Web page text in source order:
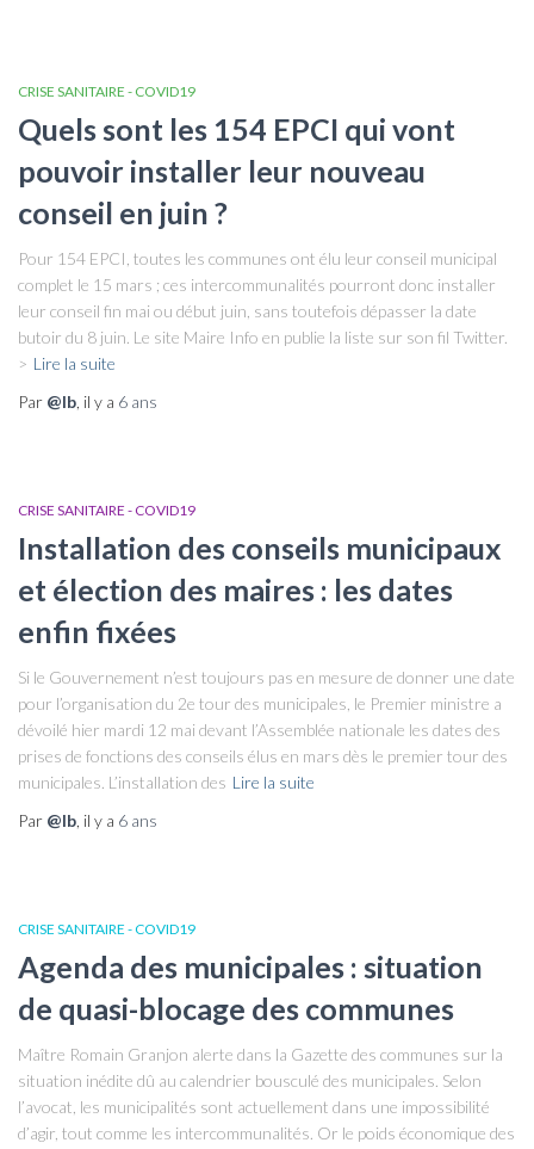
CRISE SANITAIRE - COVID19
Quels sont les 154 EPCI qui vont
pouvoir installer leur nouveau
conseil en juin ?
Pour 154 EPCI, toutes les communes ont élu leur conseil municipal
complet le 15 mars ; ces intercommunalités pourront donc installer
leur conseil fin mai ou début juin, sans toutefois dépasser la date
butoir du 8 juin. Le site Maire Info en publie la liste sur son fil Twitter.
> Lire la suite
Par @lb , il y a 6 ans
CRISE SANITAIRE - COVID19
Installation des conseils municipaux
et élection des maires : les dates
enfin fixées
Si le Gouvernement n’est toujours pas en mesure de donner une date
pour l’organisation du 2e tour des municipales, le Premier ministre a
dévoilé hier mardi 12 mai devant l’Assemblée nationale les dates des
prises de fonctions des conseils élus en mars dès le premier tour des
municipales. L’installation des Lire la suite
Par @lb , il y a 6 ans
CRISE SANITAIRE - COVID19
Agenda des municipales : situation
de quasi-blocage des communes
Maître Romain Granjon alerte dans la Gazette des communes sur la
situation inédite dû au calendrier bousculé des municipales. Selon
l’avocat, les municipalités sont actuellement dans une impossibilité
d’agir, tout comme les intercommunalités. Or le poids économique des